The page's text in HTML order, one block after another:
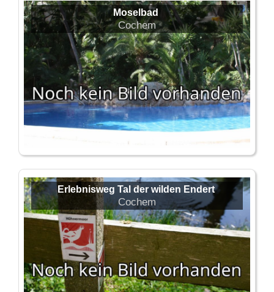
Moselbad
Cochem
Erlebnisweg Tal der wilden Endert
Cochem